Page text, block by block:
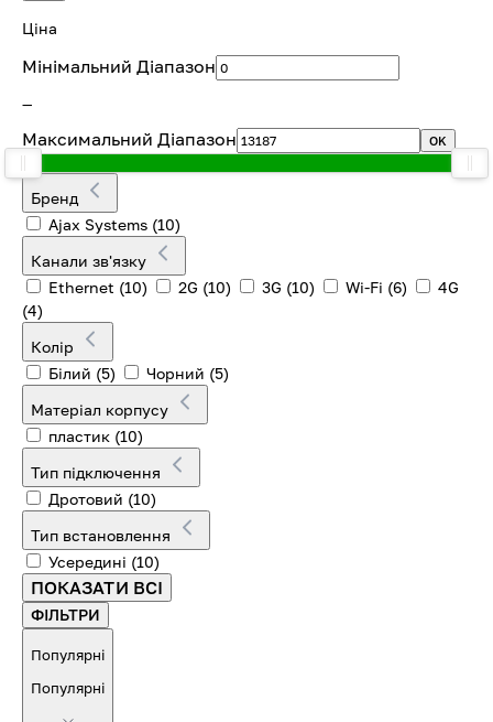
Ціна
Мінімальний Діапазон
—
Максимальний Діапазон OK
Бренд
Ajax Systems (10)
Канали зв'язку
Ethernet (10) 2G (10) 3G (10) Wi-Fi (6)
4G
(4)
Колір
Білий (5) Чорний (5)
Матеріал корпусу
пластик (10)
Тип підключення
Дротовий (10)
Тип встановлення
Усередині (10)
ПОКАЗАТИ ВСІ
ФІЛЬТРИ
Популярні
Популярні